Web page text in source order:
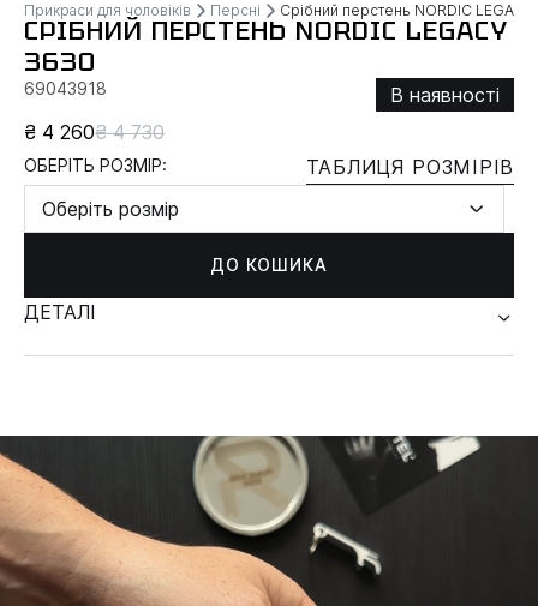
Прикраси для чоловіків Персні Срібний перстень NORDIC LEGACY
СРІБНИЙ ПЕРСТЕНЬ NORDIC LEGACY
3630
69043918
В наявності
₴ 4 260₴ 4 730
ОБЕРІТЬ РОЗМІР:
ТАБЛИЦЯ РОЗМІРІВ
Оберіть розмір
ДО КОШИКА
ДЕТАЛІ